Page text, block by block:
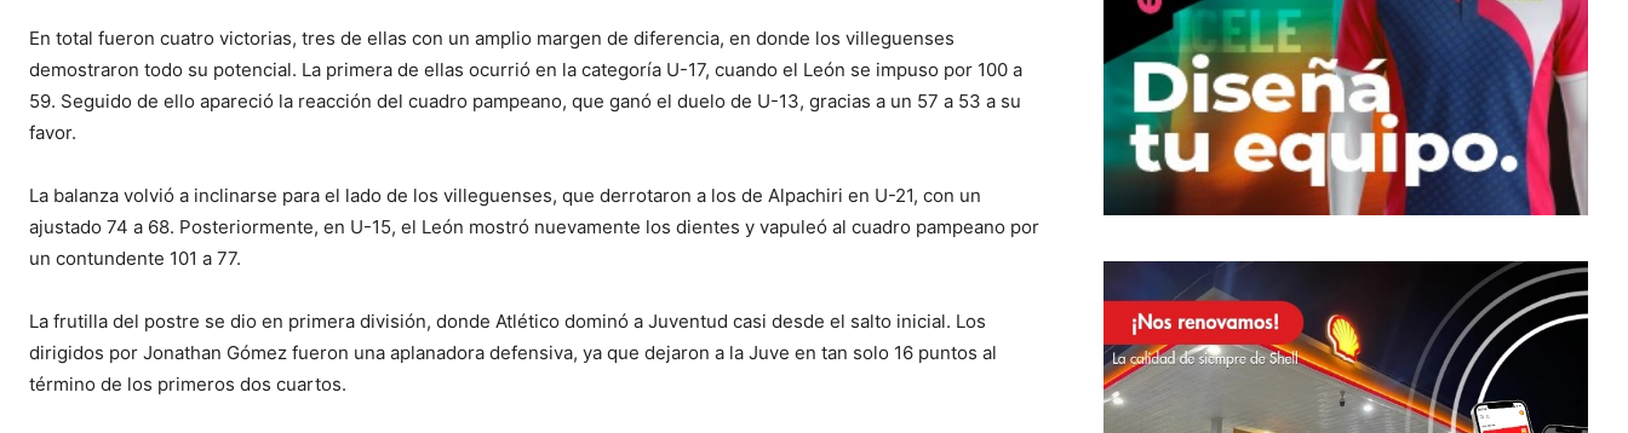
En total fueron cuatro victorias, tres de ellas con un amplio margen de diferencia, en donde los villeguenses
demostraron todo su potencial. La primera de ellas ocurrió en la categoría U-17, cuando el León se impuso por 100 a
59. Seguido de ello apareció la reacción del cuadro pampeano, que ganó el duelo de U-13, gracias a un 57 a 53 a su
favor.
La balanza volvió a inclinarse para el lado de los villeguenses, que derrotaron a los de Alpachiri en U-21, con un
ajustado 74 a 68. Posteriormente, en U-15, el León mostró nuevamente los dientes y vapuleó al cuadro pampeano por
un contundente 101 a 77.
La frutilla del postre se dio en primera división, donde Atlético dominó a Juventud casi desde el salto inicial. Los
dirigidos por Jonathan Gómez fueron una aplanadora defensiva, ya que dejaron a la Juve en tan solo 16 puntos al
término de los primeros dos cuartos.